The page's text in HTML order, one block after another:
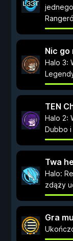
Nic
Halo 3:
TEN
Halo 2:
Dubbo i
Twa
Halo:
zdąży
Gra